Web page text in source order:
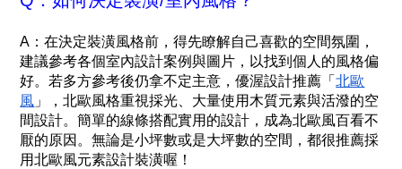
A：在決定裝潢風格前，得先瞭解自己喜歡的空間氛圍，
建議參考各個室內設計案例與圖片，以找到個人的風格偏
好。若多方參考後仍拿不定主意，優渥設計推薦「北歐
風 」，北歐風格重視採光、大量使用木質元素與活潑的空
間設計。簡單的線條搭配實用的設計，成為北歐風百看不
厭的原因。無論是小坪數或是大坪數的空間，都很推薦採
用北歐風元素設計裝潢喔！